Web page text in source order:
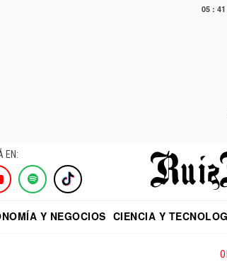
05 :
EN:
Y NEGOCIOS CIENCIA Y